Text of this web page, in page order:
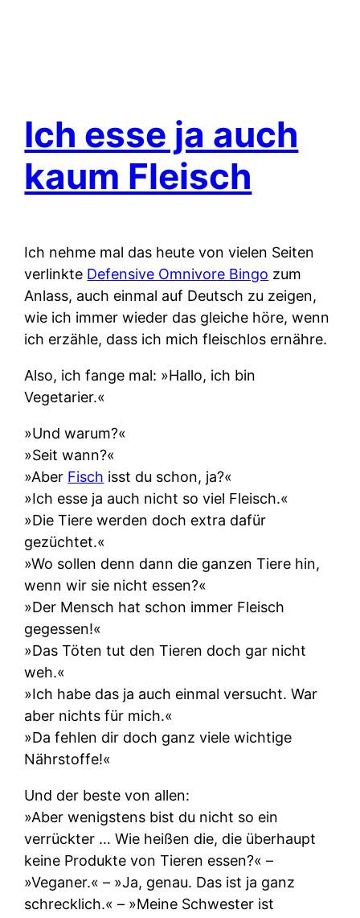
Ich esse ja auch
kaum Fleisch
Ich nehme mal das heute von vielen Seiten
verlinkte Defensive Omnivore Bingo zum
Anlass, auch einmal auf Deutsch zu zeigen,
wie ich immer wieder das gleiche höre, wenn
ich erzähle, dass ich mich fleischlos ernähre.
Also, ich fange mal: »Hallo, ich bin
Vegetarier.«
»Und warum?«
»Seit wann?«
»Aber Fisch isst du schon, ja?«
»Ich esse ja auch nicht so viel Fleisch.«
»Die Tiere werden doch extra dafür
gezüchtet.«
»Wo sollen denn dann die ganzen Tiere hin,
wenn wir sie nicht essen?«
»Der Mensch hat schon immer Fleisch
gegessen!«
»Das Töten tut den Tieren doch gar nicht
weh.«
»Ich habe das ja auch einmal versucht. War
aber nichts für mich.«
»Da fehlen dir doch ganz viele wichtige
Nährstoffe!«
Und der beste von allen:
»Aber wenigstens bist du nicht so ein
verrückter … Wie heißen die, die überhaupt
keine Produkte von Tieren essen?« –
»Veganer.« – »Ja, genau. Das ist ja ganz
schrecklich.« – »Meine Schwester ist